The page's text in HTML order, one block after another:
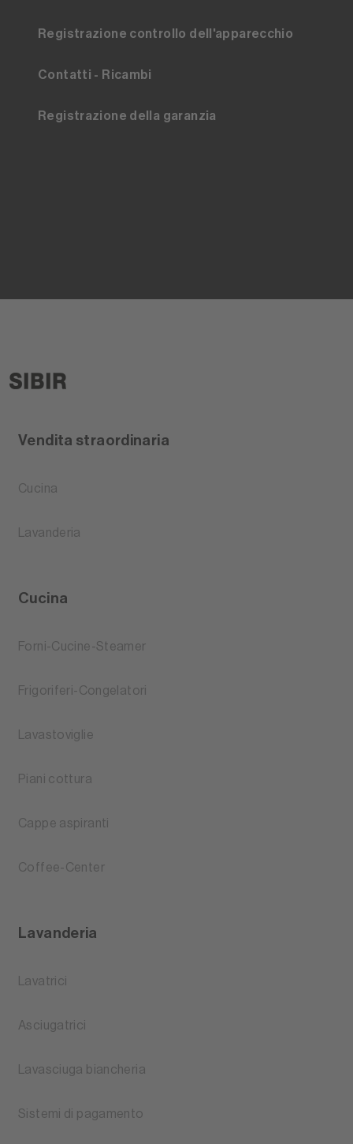
Registrazione controllo dell'apparecchio
Contatti - Ricambi
Registrazione della garanzia
Vendita straordinaria
Cucina
Lavanderia
Cucina
Forni-Cucine-Steamer
Frigoriferi-Congelatori
Lavastoviglie
Piani cottura
Cappe aspiranti
Coffee-Center
Lavanderia
Lavatrici
Asciugatrici
Lavasciuga biancheria
Sistemi di pagamento